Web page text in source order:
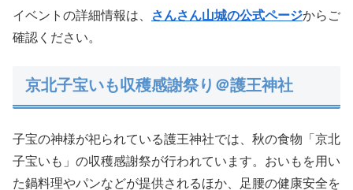
イベントの詳細情報は、 さんさん山城の公式ページからご
確認ください。
京北子宝いも収穫感謝祭り＠護王神社
子宝の神様が祀られている護王神社では、秋の食物「京北
子宝いも」の収穫感謝祭が行われています。おいもを用い
た鍋料理やパンなどが提供されるほか、足腰の健康安全を